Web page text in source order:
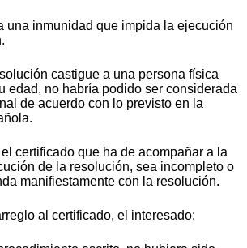
una inmunidad que impida la ejecución
castigue a una persona física
edad, no habría podido ser considerada
de acuerdo con lo previsto en la
certificado que ha de acompañar a la
de la resolución, sea incompleto o
manifiestamente con la resolución.
al certificado, el interesado: